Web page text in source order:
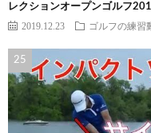
レクションオープンゴルフ
2019.12.23 ゴルフの練習